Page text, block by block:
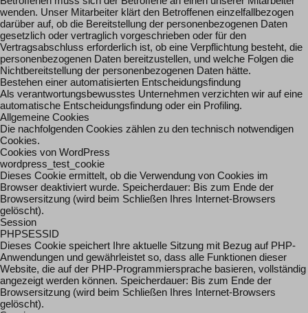
wenden. Unser Mitarbeiter klärt den Betroffenen einzelfallbezogen
darüber auf, ob die Bereitstellung der personenbezogenen Daten
gesetzlich oder vertraglich vorgeschrieben oder für den
Vertragsabschluss erforderlich ist, ob eine Verpflichtung besteht, die
personenbezogenen Daten bereitzustellen, und welche Folgen die
Nichtbereitstellung der personenbezogenen Daten hätte.
Bestehen einer automatisierten Entscheidungsfindung
Als verantwortungsbewusstes Unternehmen verzichten wir auf eine
automatische Entscheidungsfindung oder ein Profiling.
Allgemeine Cookies
Die nachfolgenden Cookies zählen zu den technisch notwendigen
Cookies.
Cookies von WordPress
wordpress_test_cookie
Dieses Cookie ermittelt, ob die Verwendung von Cookies im
Browser deaktiviert wurde. Speicherdauer: Bis zum Ende der
Browsersitzung (wird beim Schließen Ihres Internet-Browsers
gelöscht).
Session
PHPSESSID
Dieses Cookie speichert Ihre aktuelle Sitzung mit Bezug auf PHP-
Anwendungen und gewährleistet so, dass alle Funktionen dieser
Website, die auf der PHP-Programmiersprache basieren, vollständig
angezeigt werden können. Speicherdauer: Bis zum Ende der
Browsersitzung (wird beim Schließen Ihres Internet-Browsers
gelöscht).